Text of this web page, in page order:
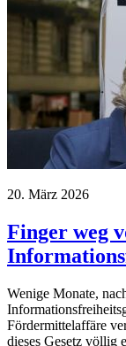
20. März 2026
Finger weg
Wenige Monate,
Fördermittelaffäre
dieses Gesetz völlig